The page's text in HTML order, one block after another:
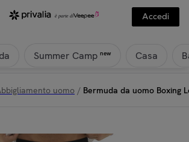
Accedi
Summer Camp new Casa
uomo / Bermuda da uomo Boxing